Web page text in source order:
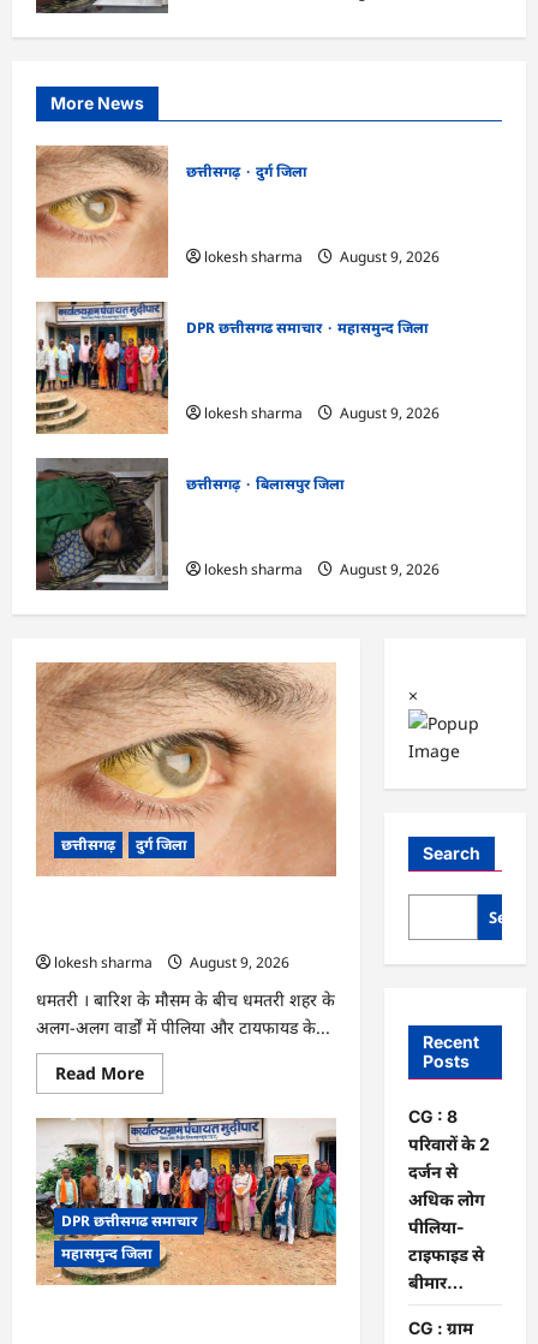
More News
छत्तीसगढ़
दुर्ग जिला
lokesh sharma
August 9, 2026
DPR छत्तीसगढ समाचार
महासमुन्द जिला
lokesh sharma
August 9, 2026
छत्तीसगढ़
बिलासपुर जिला
lokesh sharma
August 9, 2026
छत्तीसगढ़ दुर्ग जिला
lokesh sharma
August 9, 2026
धमतरी । बारिश के मौसम के बीच धमतरी शहर के
अलग-अलग वार्डों में पीलिया और टायफायड के...
Read MoreRead
more
CG
:
8
परिवारों
के
2
दर्जन
से
अधिक
लोग
पीलिया-
DPR छत्तीसगढ समाचार
महासमुन्द जिला
×
Search
Recent
Posts
CG : 8
परिवारों के 2
दर्जन से
अधिक लोग
पीलिया-
टाइफाइड से
बीमार…
CG : ग्राम